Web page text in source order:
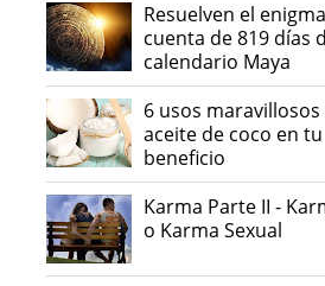
Resuelven el
cuenta de 819 días
calendario Maya
6 usos maravillosos
aceite de coco en tu
beneficio
Karma Parte II -
o Karma Sexual